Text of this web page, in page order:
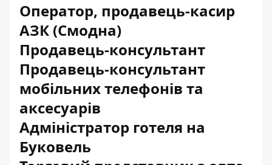
Оператор, продавець-касир
АЗК (Смодна)
Продавець-консультант
Продавець-консультант
мобільних телефонів та
аксесуарів
Адміністратор готеля на
Буковель